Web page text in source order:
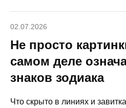
02.07.2026
Не просто
самом деле
знаков зодиака
Что скрыто в линиях и